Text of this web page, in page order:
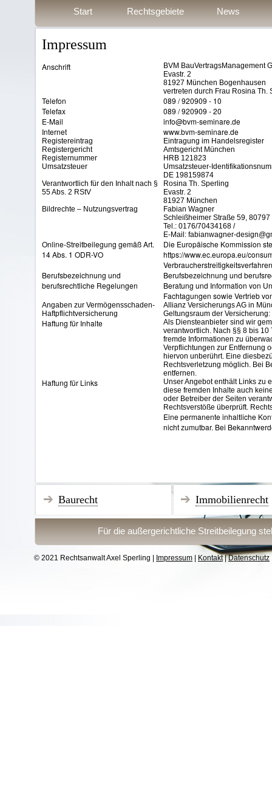
Start Rechtsgebiete News
Impressum
Anschrift
BVM BauVertragsManagement
Evastr. 2
81927 München Bogenhausen
vertreten durch Frau Rosina Th.
Telefon
089 / 920909 - 10
Telefax
089 / 920909 - 20
E-Mail
info@bvm-seminare.de
Internet
www.bvm-seminare.de
Registereintrag
Eintragung im Handelsregister
Registergericht
Amtsgericht München
Registernummer
HRB 121823
Umsatzsteuer
Umsatzsteuer-
DE 198159874
Verantwortlich für den Inhalt nach §
55 Abs. 2 RStV
Rosina Th. Sperling
Evastr. 2
81927 München
Bildrechte – Nutzungsvertrag
Fabian Wagner
Schleißheimer Straße 59,
Tel.: 0176/70434168 /
E-Mail: fabianwagner-
Online-Streitbeilegung gemäß Art.
14 Abs. 1 ODR-VO
Die Europäische Kommission
https://www.ec.europa.eu/
Berufsbezeichnung und
berufsrechtliche Regelungen
Berufsbezeichnung und
Beratung und Information von
Fachtagungen sowie Vertrieb
Angaben zur Vermögensschaden-
Haftpflichtversicherung
Allianz Versicherungs AG in
Geltungsraum der
Haftung für Inhalte
Als Diensteanbieter sind wir
verantwortlich. Nach §§ 8 bis
fremde Informationen zu
Verpflichtungen zur Entfernung
hiervon unberührt. Eine
Rechtsverletzung möglich. Bei
entfernen.
Haftung für Links
Unser Angebot enthält Links zu
diese fremden Inhalte auch
oder Betreiber der Seiten
Rechtsverstöße überprüft.
Eine permanente inhaltliche
nicht zumutbar. Bei
Baurecht Immobilienrecht
Für die außergerichtliche Streitbeilegung
© 2021 Rechtsanwalt Axel Sperling | Impressum Kontakt|Datenschutz